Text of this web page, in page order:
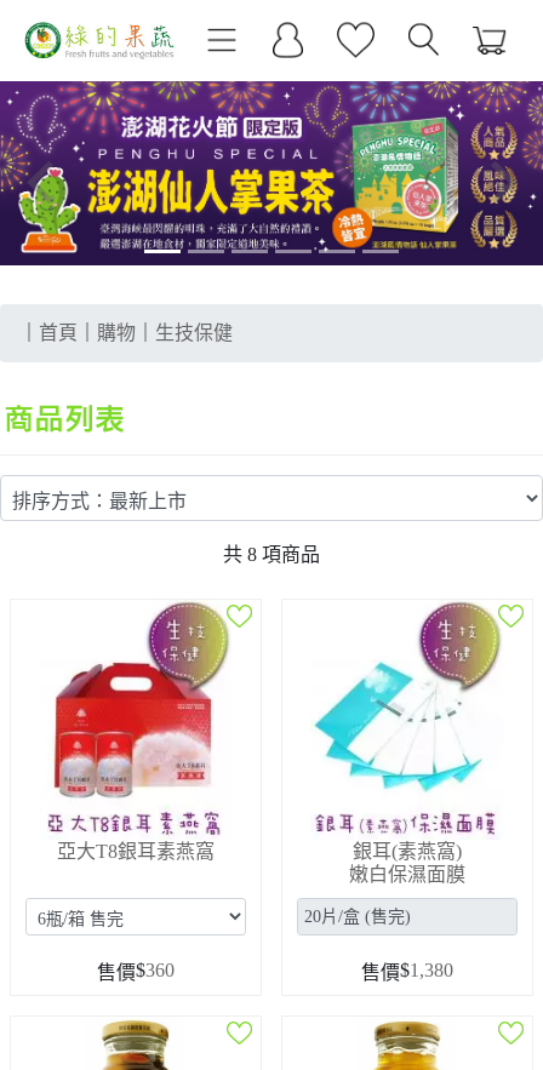
Previous Next
首頁 購物 生技保健
共 8 項商品
亞大T8銀耳素燕窩
售價$360
銀耳(素燕窩)
嫩白保濕面膜
售價$1,380